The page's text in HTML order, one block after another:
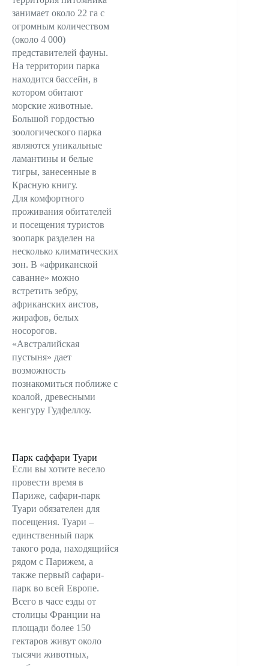
занимает около 22 га с
огромным количеством
(около 4 000)
представителей фауны.
На территории парка
находится бассейн, в
котором обитают
морские животные.
Большой гордостью
зоологического парка
являются уникальные
ламантины и белые
тигры, занесенные в
Красную книгу.
Для комфортного
проживания обитателей
и посещения туристов
зоопарк разделен на
несколько климатических
зон. В «африканской
саванне» можно
встретить зебру,
африканских аистов,
жирафов, белых
носорогов.
«Австралийская
пустыня» дает
возможность
познакомиться поближе с
коалой, древесными
кенгуру Гудфеллоу.
Парк саффари Туари
Если вы хотите весело
провести время в
Париже, сафари-парк
Туари обязателен для
посещения. Туари –
единственный парк
такого рода, находящийся
рядом с Парижем, а
также первый сафари-
парк во всей Европе.
Всего в часе езды от
столицы Франции на
площади более 150
гектаров живут около
тысячи животных,